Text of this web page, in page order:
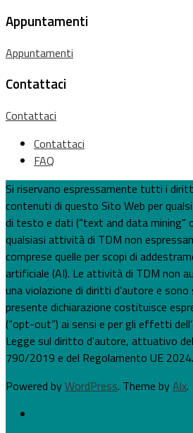
Appuntamenti
Appuntamenti
Contattaci
Contattaci
Contattaci
FAQ
Si riservano espressamente tutti i
contenuti di questo Sito Web per
di testo e dati (“text and data mining”
qualsiasi attività di TDM non
comprese quelle per scopi di
artificiale (AI). Le attività di TDM non
una violazione di diritti d’autore e
presente dichiarazione costituisce
(“opt-out”) ai sensi e per gli effetti
Legge sul diritto d'autore, attuativo
790/2019 e del Regolamento UE
Powered byWordPress. Theme byAlx.